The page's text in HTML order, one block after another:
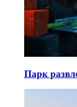
Парк